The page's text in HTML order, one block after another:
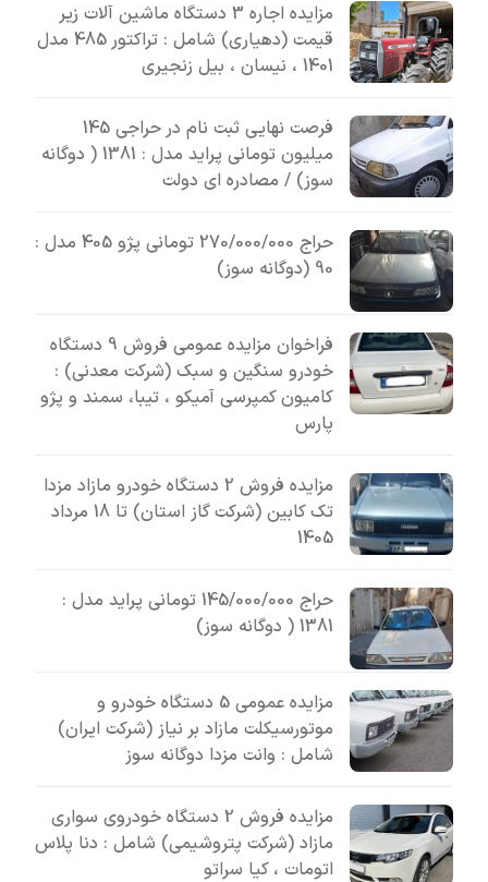
مزایده اجاره 3 دستگاه ماشین آلات زیر
قیمت (دهیاری) شامل : تراکتور 485 مدل
1401 ، نیسان ، بیل زنجیری
فرصت نهایی ثبت نام در حراجی 145
میلیون تومانی پراید مدل : 1381 ( دوگانه
سوز) / مصادره ای دولت
حراج 270/000/000 تومانی پژو 405 مدل :
90 (دوگانه سوز)
فراخوان مزایده عمومی فروش 9 دستگاه
خودرو سنگین و سبک (شرکت معدنی) :
کامیون کمپرسی آمیکو ، تیبا، سمند و پژو
پارس
مزایده فروش 2 دستگاه خودرو مازاد مزدا
تک کابین (شرکت گاز استان) تا 18 مرداد
1405
حراج 145/000/000 تومانی پراید مدل :
1381 ( دوگانه سوز)
مزایده عمومی 5 دستگاه خودرو و
موتورسیکلت مازاد بر نیاز (شرکت ایران)
شامل : وانت مزدا دوگانه سوز
مزایده فروش 2 دستگاه خودروی سواری
مازاد (شرکت پتروشیمی) شامل : دنا پلاس
اتومات ، کیا سراتو